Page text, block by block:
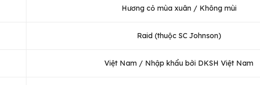
Hương cỏ mùa xuân / Không mùi
Raid (thuộc SC Johnson)
Việt Nam / Nhập khẩu bởi DKSH Việt Nam